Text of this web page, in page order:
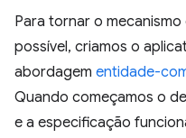
Para tornar o
possível, criamos o
abordagem entidade-
Quando começamos o
e a especificação